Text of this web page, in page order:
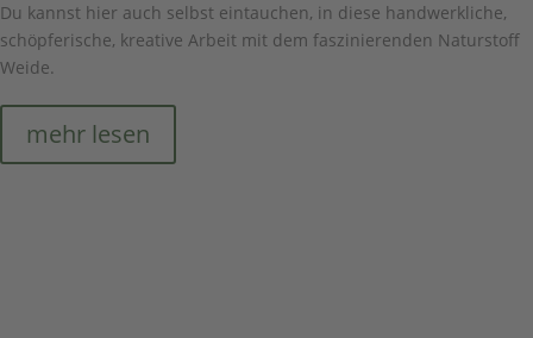
Du kannst hier auch selbst eintauchen, in diese handwerkliche,
schöpferische, kreative Arbeit mit dem faszinierenden Naturstoff
Weide.
mehr lesen